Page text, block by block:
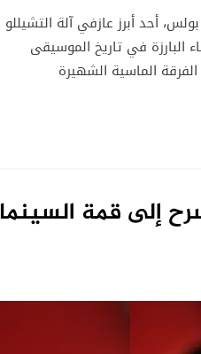
أحد أبرز عازفي آلة التشيللو
البارزة في تاريخ الموسيقى
الماسية الشهيرة
إلى قمة السينما